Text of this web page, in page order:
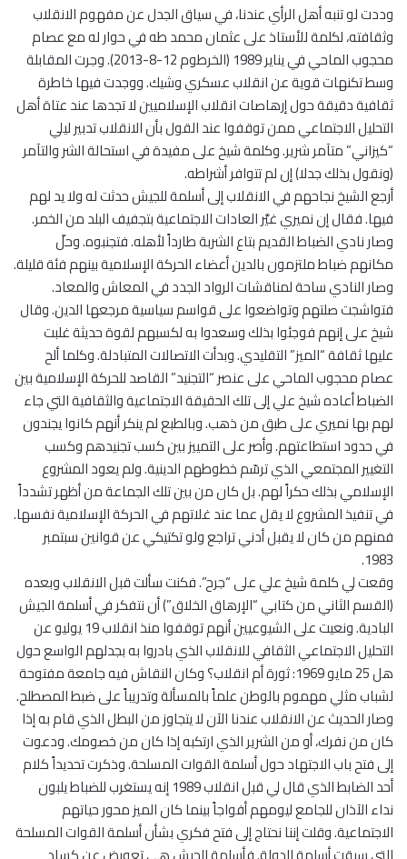
وددت لو تنبه أهل الرأي عندنا، في سياق الجدل عن مفهوم الانقلاب
وثقافته، لكلمة للأستاذ على عثمان محمد طه في حوار له مع عصام
محجوب الماحي في يناير 1989 (الخرطوم 12-8-2013). وجرت المقابلة
وسط تكنهات قوية عن انقلاب عسكري وشيك. ووجدت فيها خاطرة
ثقافية دقيقة حول إرهاصات انقلاب الإسلاميين لا تجدها عند عتاة أهل
التحليل الاجتماعي ممن توقفوا عند القول بأن الانقلاب تدبير ليلي
“كيزاني” متآمر شرير. وكلمة شيخ على مفيدة في استحالة الشر والتآمر
(ونقول بذلك جدلا) إن لم تتوافر أشراطه.
أرجع الشيخ نجاحهم في الانقلاب إلى أسلمة للجيش حدثت له ولا يد لهم
فيها. فقال إن نميري غيَّر العادات الاجتماعية بتجفيف البلد من الخمر.
وصار نادي الضباط القديم بتاع الشربة طارداً لأهله. فتجنبوه. وحلّ
مكانهم ضباط ملتزمون بالدين أعضاء الحركة الإسلامية بينهم فئة قليلة.
وصار النادي ساحة لمناقشات الرواد الجدد في المعاش والمعاد.
فتواشجت صلتهم وتواضعوا على قواسم سياسية مرجعها الدين. وقال
شيخ على إنهم فوجئوا بذلك وسعدوا به لكسبهم لقوة حديثة غلبت
عليها ثقافة “الميز” التقليدي. وبدأت الاتصالات المتبادلة. وكلما ألح
عصام محجوب الماحي على عنصر “التجنيد” القاصد للحركة الإسلامية بين
الضباط أعاده شيخ علي إلى تلك الحقيقة الاجتماعية والثقافية التي جاء
لهم بها نميري على طبق من ذهب. وبالطبع لم ينكر أنهم كانوا يجندون
في حدود استطاعتهم. وأصر على التمييز بين كسب تجنيدهم وكسب
التغيير المجتمعي الذي ترسّم خطوطهم الدينية. ولم يعود المشروع
الإسلامي بذلك حكراً لهم. بل كان من بين تلك الجماعة من أظهر تشدداً
في تنفيذ المشروع لا يقل عما عند غلاتهم في الحركة الإسلامية نفسها.
فمنهم من كان لا يقبل أدني تراجع ولو تكتيكي عن قوانين سبتمبر
1983.
وقعت لي كلمة شيخ علي على “جرح”. فكنت سألت قبل الانقلاب وبعده
(القسم الثاني من كتابي “الإرهاق الخلاق”) أن نتفكر في أسلمة الجيش
البادية. ونعيت على الشيوعيين أنهم توقفوا منذ انقلاب 19 يوليو عن
التحليل الاجتماعي الثقافي للانقلاب الذي بادروا به بجدلهم الواسع حول
هل 25 مايو 1969: ثورة أم انقلاب؟ وكان النقاش فيه جامعة مفتوحة
لشباب مثلي مهموم بالوطن علماً بالمسألة وتدريباً على ضبط المصطلح.
وصار الحديث عن الانقلاب عندنا الآن لا يتجاوز من البطل الذي قام به إذا
كان من نفرك، أو من الشرير الذي ارتكبه إذا كان من خصومك. ودعوت
إلى فتح باب الاجتهاد حول أسلمة القوات المسلحة. وذكرت تحديداً كلام
أحد الضابط الذي قال لي قبل انقلاب 1989 إنه يستغرب للضباط يلبون
نداء الآذان للجامع ليومهم أفواجاً بينما كان الميز محور حياتهم
الاجتماعية. وقلت إننا نحتاج إلى فتح فكري بشأن أسلمة القوات المسلحة